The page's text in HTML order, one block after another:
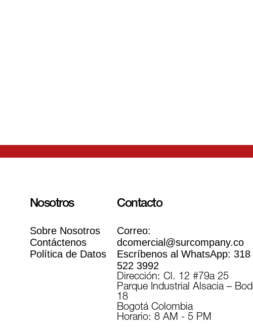
Nosotros
Sobre Nosotros
Contáctenos
Política de Datos
Contacto
Correo:
dcomercial@surcompany.co
Escríbenos al WhatsApp: 318
522 3992
Dirección: Cl. 12 #79a 25
Parque Industrial Alsacia –
18
Bogotá Colombia
Horario: 8 AM - 5 PM